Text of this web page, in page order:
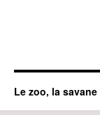
Le zoo, la